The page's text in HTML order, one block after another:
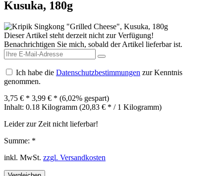
Kusuka, 180g
Dieser Artikel steht derzeit nicht zur Verfügung!
Benachrichtigen Sie mich, sobald der Artikel lieferbar ist.
Ich habe die Datenschutzbestimmungen zur Kenntnis
genommen.
3,75 € * 3,99 € * (6,02% gespart)
Inhalt: 0.18 Kilogramm (20,83 € * / 1 Kilogramm)
Leider zur Zeit nicht lieferbar!
Summe: *
inkl. MwSt. zzgl. Versandkosten